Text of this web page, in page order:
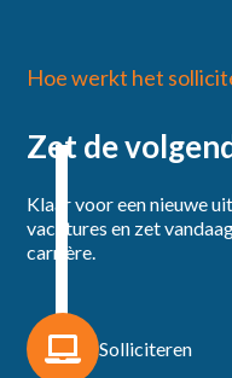
Hoe werkt het
Zet de
Klaar voor een nieuwe
vacatures en zet
carrière.
Solliciteren